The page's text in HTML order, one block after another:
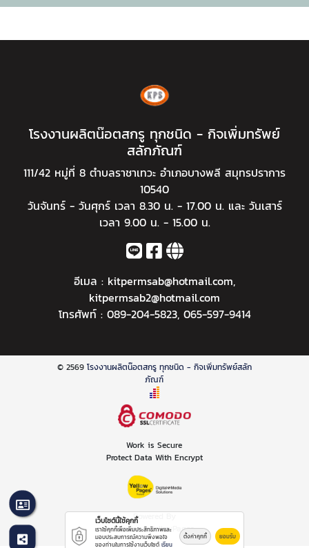
โรงงานผลิตน๊อตสกรู ทุกชนิด - กิจเพิ่มทรัพย์
สลักภัณฑ์
111/42 หมู่ที่ 8 ตำบลราชาเทวะ อำเภอบางพลี สมุทรปราการ
10540
วันจันทร์ - วันศุกร์ เวลา 8.30 น. - 17.00 น. และ วันเสาร์
เวลา 9.00 น. - 15.00 น.
อีเมล : kitpermsab@hotmail.com,
kitpermsab2@hotmail.com
โทรศัพท์ : 089-204-5823, 065-597-9414
© 2569 โรงงานผลิตน๊อตสกรู ทุกชนิด - กิจเพิ่มทรัพย์สลัก
ภัณฑ์
Work is Secure
Protect Data With Encrypt
Powered By
Thailand YellowPages
เว็บไซต์นี้ใช้คุกกี้
เราใช้คุกกี้เพื่อเพิ่มประสิทธิภาพและ
มอบประสบการณ์ความพึงพอใจ
ของท่านในการใช้งานเว็บไซต์ เรียน
ตั้งค่าคุกกี้ ยอมรับ